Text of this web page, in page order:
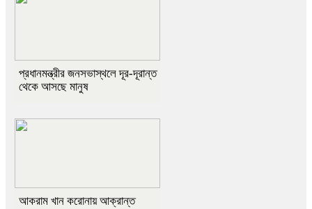
প্রধানমন্ত্রীর জনসভাস্থলে দূর-দূরান্ত
থেকে আসছে মানুষ
আকরাম খান করোনায় আক্রান্ত